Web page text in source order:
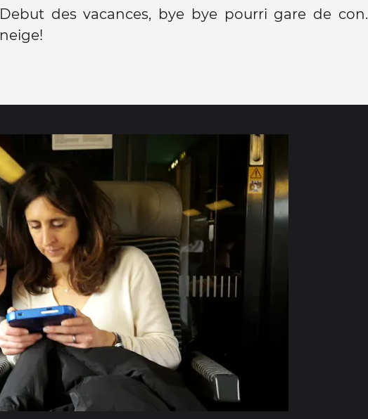
Debut des vacances, bye bye pourri gare de
neige!